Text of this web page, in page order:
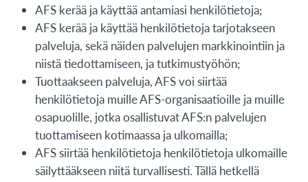
AFS kerää ja käyttää antamiasi henkilötietoja;
AFS kerää ja käyttää henkilötietoja tarjotakseen
palveluja, sekä näiden palvelujen markkinointiin ja
niistä tiedottamiseen, ja tutkimustyöhön;
Tuottaakseen palveluja, AFS voi siirtää
henkilötietoja muille AFS-organisaatioille ja muille
osapuolille, jotka osallistuvat AFS:n palvelujen
tuottamiseen kotimaassa ja ulkomailla;
AFS siirtää henkilötietoja henkilötietoja ulkomaille
säilyttääkseen niitä turvallisesti. Tällä hetkellä